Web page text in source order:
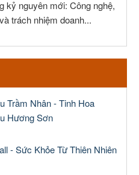
kỷ nguyên mới: Công nghệ,
trách nhiệm doanh...
Trầm Nhân - Tinh Hoa
Hương Sơn
- Sức Khỏe Từ Thiên Nhiên